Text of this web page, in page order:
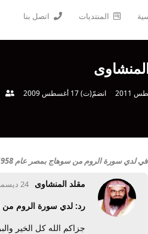
المنتديات اتصل بنا
انضمّ(ت)17 أغسطس 2009
فيلدي سورة الروم من سوهاج بمصر عام 1958 !!
مقلد المنشاوى 24 ديسمبر 2009
رد: لدي سورة الروم من
جزاكم الله كل الخير